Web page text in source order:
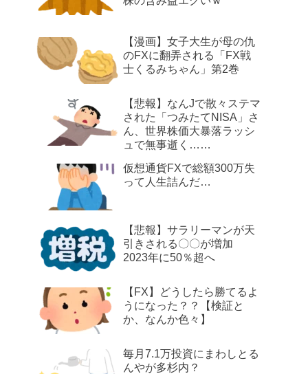
【漫画】女子大生が母の仇
のFXに翻弄される「FX戦
士くるみちゃん」第2巻
【悲報】なんJで散々ステマ
された「つみたてNISA」さ
ん、世界株価大暴落ラッシ
ュで無事逝く……
仮想通貨FXで総額300万失
って人生詰んだ…
【悲報】サラリーマンが天
引きされる〇〇が増加
2023年に50％超へ
【FX】どうしたら勝てるよ
うになった？？【検証と
か、なんか色々】
毎月7.1万投資にまわしとる
んやが多杉内？